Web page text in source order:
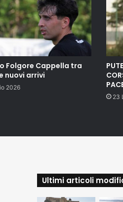
Folgore Cappella tra
nuovi arrivi
2026
23
Ultimi articoli